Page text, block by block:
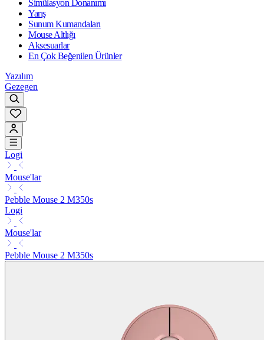
Simülasyon Donanımı
Yarış
Sunum Kumandaları
Mouse Altlığı
Aksesuarlar
En Çok Beğenilen Ürünler
Yazılım
Gezegen
Logi
Mouse'lar
Pebble Mouse 2 M350s
Logi
Mouse'lar
Pebble Mouse 2 M350s